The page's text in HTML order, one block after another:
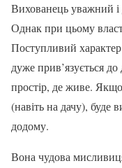
Вихованець уважний і
Однак при цьому
Поступливий
дуже прив’язується до
простір, де живе.
(навіть на дачу), буде
додому.
Вона чудова